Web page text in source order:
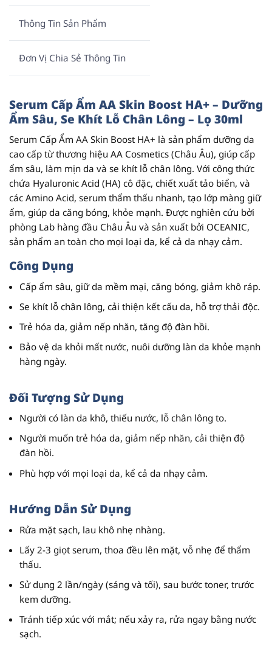
Thông Tin Sản Phẩm
Đơn Vị Chia Sẻ Thông Tin
Serum Cấp Ẩm AA Skin Boost HA+ – Dưỡng
Ẩm Sâu, Se Khít Lỗ Chân Lông – Lọ 30ml
Serum Cấp Ẩm AA Skin Boost HA+ là sản phẩm dưỡng da
cao cấp từ thương hiệu AA Cosmetics (Châu Âu), giúp cấp
ẩm sâu, làm mịn da và se khít lỗ chân lông. Với công thức
chứa Hyaluronic Acid (HA) cô đặc, chiết xuất tảo biển, và
các Amino Acid, serum thẩm thấu nhanh, tạo lớp màng giữ
ẩm, giúp da căng bóng, khỏe mạnh. Được nghiên cứu bởi
phòng Lab hàng đầu Châu Âu và sản xuất bởi OCEANIC,
sản phẩm an toàn cho mọi loại da, kể cả da nhạy cảm.
Công Dụng
Cấp ẩm sâu, giữ da mềm mại, căng bóng, giảm khô ráp.
Se khít lỗ chân lông, cải thiện kết cấu da, hỗ trợ thải độc.
Trẻ hóa da, giảm nếp nhăn, tăng độ đàn hồi.
Bảo vệ da khỏi mất nước, nuôi dưỡng làn da khỏe mạnh
hàng ngày.
Đối Tượng Sử Dụng
Người có làn da khô, thiếu nước, lỗ chân lông to.
Người muốn trẻ hóa da, giảm nếp nhăn, cải thiện độ
đàn hồi.
Phù hợp với mọi loại da, kể cả da nhạy cảm.
Hướng Dẫn Sử Dụng
Rửa mặt sạch, lau khô nhẹ nhàng.
Lấy 2-3 giọt serum, thoa đều lên mặt, vỗ nhẹ để thẩm
thấu.
Sử dụng 2 lần/ngày (sáng và tối), sau bước toner, trước
kem dưỡng.
Tránh tiếp xúc với mắt; nếu xảy ra, rửa ngay bằng nước
sạch.